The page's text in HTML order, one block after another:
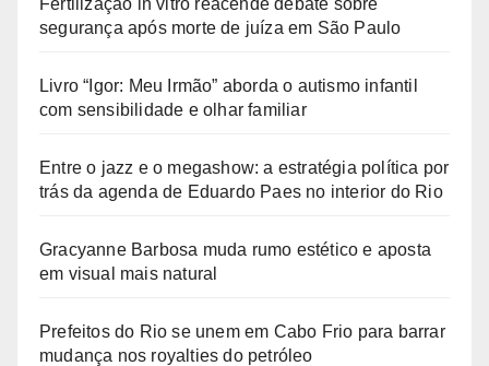
Fertilização in vitro reacende debate sobre
segurança após morte de juíza em São Paulo
Livro “Igor: Meu Irmão” aborda o autismo infantil
com sensibilidade e olhar familiar
Entre o jazz e o megashow: a estratégia política por
trás da agenda de Eduardo Paes no interior do Rio
Gracyanne Barbosa muda rumo estético e aposta
em visual mais natural
Prefeitos do Rio se unem em Cabo Frio para barrar
mudança nos royalties do petróleo